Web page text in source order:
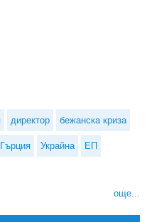
директор бежанска криза
Гърция Украйна ЕП
още...